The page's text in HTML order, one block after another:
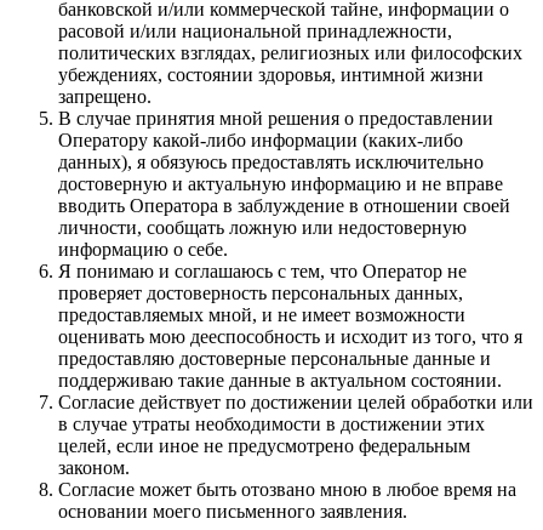
банковской и/или коммерческой тайне, информации о
расовой и/или национальной принадлежности,
политических взглядах, религиозных или философских
убеждениях, состоянии здоровья, интимной жизни
запрещено.
В случае принятия мной решения о предоставлении
Оператору какой-либо информации (каких-либо
данных), я обязуюсь предоставлять исключительно
достоверную и актуальную информацию и не вправе
вводить Оператора в заблуждение в отношении своей
личности, сообщать ложную или недостоверную
информацию о себе.
Я понимаю и соглашаюсь с тем, что Оператор не
проверяет достоверность персональных данных,
предоставляемых мной, и не имеет возможности
оценивать мою дееспособность и исходит из того, что я
предоставляю достоверные персональные данные и
поддерживаю такие данные в актуальном состоянии.
Согласие действует по достижении целей обработки или
в случае утраты необходимости в достижении этих
целей, если иное не предусмотрено федеральным
законом.
Согласие может быть отозвано мною в любое время на
основании моего письменного заявления.